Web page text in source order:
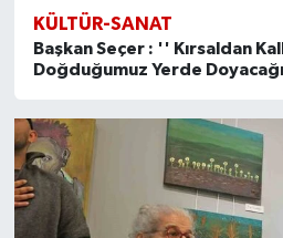
KÜLTÜR-SANAT
Başkan Seçer : '' Kırsaldan
Doğduğumuz Yerde